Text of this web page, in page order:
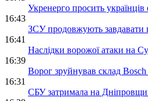
Укренерго просить
16:43
ЗСУ продовжують завдавати
16:41
Наслідки ворожої атаки на
16:39
Ворог зруйнував склад Bosch
16:31
СБУ затримала на